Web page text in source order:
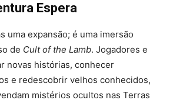
Espera
uma expansão; é uma imersão
de Cult of the Lamb. Jogadores e
novas histórias, conhecer
e redescobrir velhos conhecidos,
mistérios ocultos nas Terras